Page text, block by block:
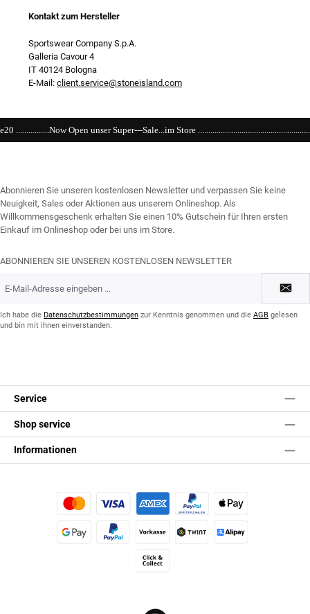
Kontakt zum Hersteller
Sportswear Company S.p.A.
Galleria Cavour 4
IT 40124 Bologna
E-Mail: client.service@stoneisland.com
unser Super---Sale...im Store
Abonnieren Sie unseren kostenlosen Newsletter und verpassen Sie keine
Neuigkeit, Sales oder Aktionen aus unserem Onlineshop. Als
Willkommensgeschenk erhalten Sie einen 10% Gutschein für Ihren ersten
Einkauf im Onlineshop oder bei uns im Store.
ABONNIEREN SIE UNSEREN KOSTENLOSEN NEWSLETTER
Mail-
*Ich habe die Datenschutzbestimmungen zur Kenntnis genommen und die AGB gelesen
und bin mit ihnen einverstanden.
Service
Shop service
Informationen
Kredit- oder Debitkarte Später BezahlenApple Pay
Vorkasse